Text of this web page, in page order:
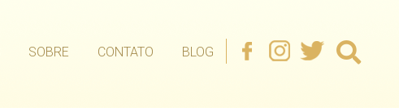
SOBRE CONTATO BLOG